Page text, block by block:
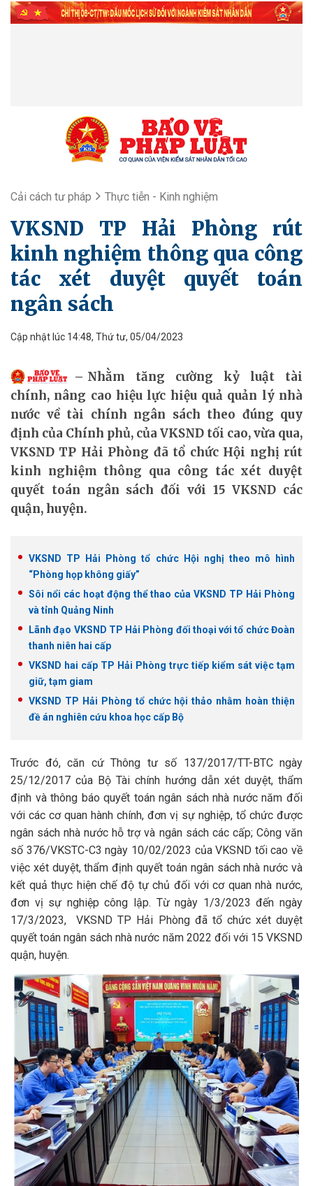
Cải cách tư pháp Thực tiễn - Kinh nghiệm
VKSND TP Hải Phòng rút
kinh nghiệm thông qua công
tác xét duyệt quyết toán
ngân sách
Cập nhật lúc 14:48, Thứ tư, 05/04/2023
Nhằm tăng cường kỷ luật tài
chính, nâng cao hiệu lực hiệu quả quản lý nhà
nước về tài chính ngân sách theo đúng quy
định của Chính phủ, của VKSND tối cao, vừa qua,
VKSND TP Hải Phòng đã tổ chức Hội nghị rút
kinh nghiệm thông qua công tác xét duyệt
quyết toán ngân sách đối với 15 VKSND các
quận, huyện.
VKSND TP Hải Phòng tổ chức Hội nghị theo mô hình
“Phòng họp không giấy”
Sôi nổi các hoạt động thể thao của VKSND TP Hải Phòng
và tỉnh Quảng Ninh
Lãnh đạo VKSND TP Hải Phòng đối thoại với tổ chức Đoàn
thanh niên hai cấp
VKSND hai cấp TP Hải Phòng trực tiếp kiểm sát việc tạm
giữ, tạm giam
VKSND TP Hải Phòng tổ chức hội thảo nhằm hoàn thiện
đề án nghiên cứu khoa học cấp Bộ
Trước đó, căn cứ Thông tư số 137/2017/TT-BTC ngày
25/12/2017 của Bộ Tài chính hướng dẫn xét duyệt, thẩm
định và thông báo quyết toán ngân sách nhà nước năm đối
với các cơ quan hành chính, đơn vị sự nghiệp, tổ chức được
ngân sách nhà nước hỗ trợ và ngân sách các cấp; Công văn
số 376/VKSTC-C3 ngày 10/02/2023 của VKSND tối cao về
việc xét duyệt, thẩm định quyết toán ngân sách nhà nước và
kết quả thực hiện chế độ tự chủ đối với cơ quan nhà nước,
đơn vị sự nghiệp công lập. Từ ngày 1/3/2023 đến ngày
17/3/2023, VKSND TP Hải Phòng đã tổ chức xét duyệt
quyết toán ngân sách nhà nước năm 2022 đối với 15 VKSND
quận, huyện.